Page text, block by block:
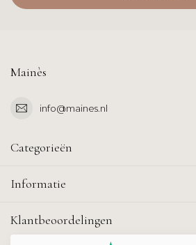
Mainès
info@maines.nl
Categorieën
Informatie
Klantbeoordelingen